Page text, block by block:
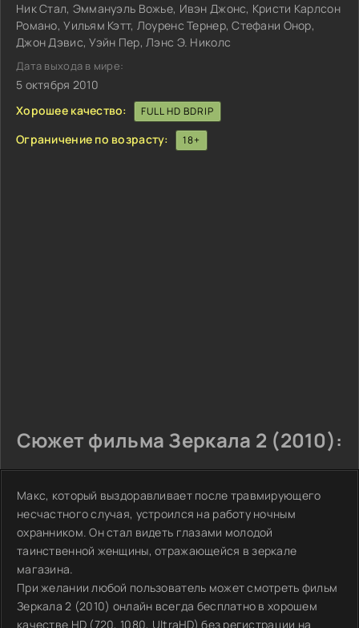
Ник Стал, Эммануэль Вожье, Ивэн Джонс, Кристи Карлсон
Романо, Уильям Кэтт, Лоуренс Тернер, Стефани Онор,
Джон Дэвис, Уэйн Пер, Лэнс Э. Николс
Дата выхода в мире:
5 октября 2010
Хорошее качество:
FULL HD BDRIP
Ограничение по возрасту: 18+
Сюжет фильма Зеркала 2 (2010):
Макс, который выздоравливает после травмирующего
несчастного случая, устроился на работу ночным
охранником. Он стал видеть глазами молодой
таинственной женщины, отражающейся в зеркале
магазина.
При желании любой пользователь может смотреть фильм
Зеркала 2 (2010) онлайн всегда бесплатно в хорошем
качестве HD (720, 1080, UltraHD) без регистрации на